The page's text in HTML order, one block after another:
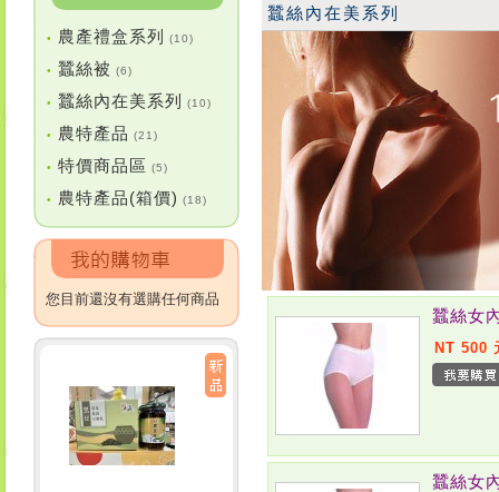
• 農產禮盒系列 (10)
• 蠶絲被 (6)
• 蠶絲內在美系列 (10)
• 農特產品 (21)
• 特價商品區 (5)
• 農特產品(箱價) (18)
您目前還沒有選購任何商品
蠶絲內在美系列
蠶絲女
NT 500
蠶絲女